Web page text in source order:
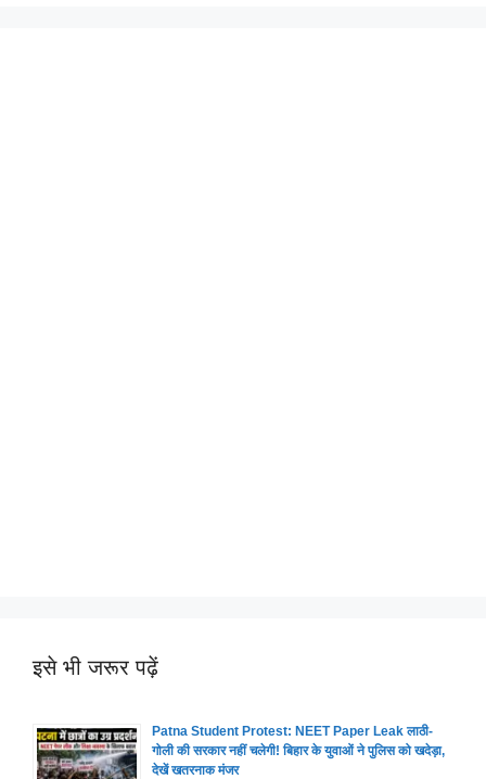
इसे भी जरूर पढ़ें
Patna Student Protest: NEET Paper Leak लाठी-
गोली की सरकार नहीं चलेगी! बिहार के युवाओं ने पुलिस को खदेड़ा,
देखें खतरनाक मंजर